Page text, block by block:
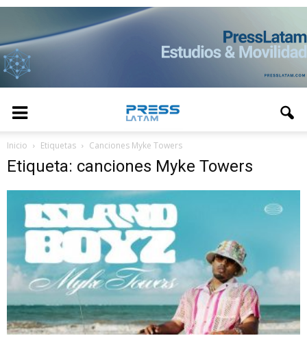
Inicio Etiquetas Canciones Myke Towers
Etiqueta: canciones Myke Towers